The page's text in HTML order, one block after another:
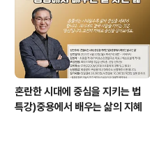
혼란한 시대에 중심을 지키는 법
특강)중용에서 배우는 삶의 지혜